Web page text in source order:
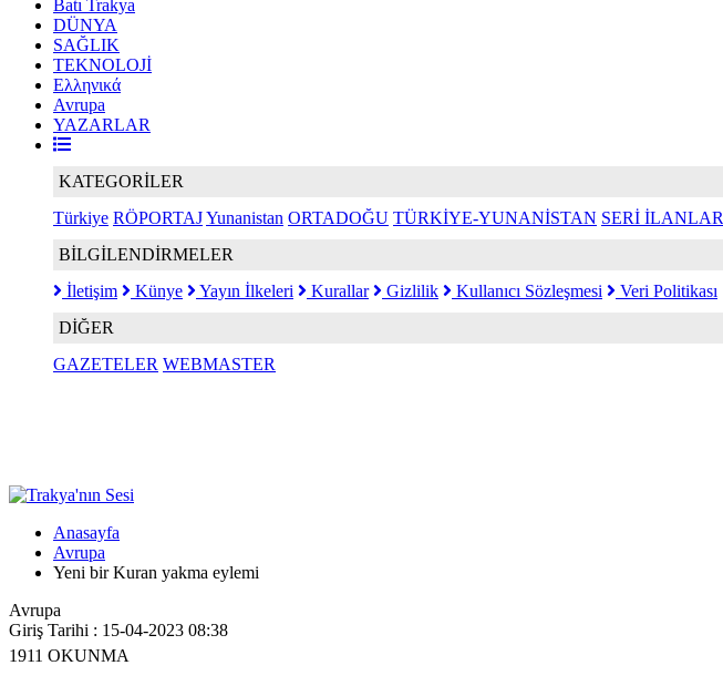
Batı Trakya
DÜNYA
SAĞLIK
TEKNOLOJİ
Ελληνικά
Avrupa
YAZARLAR
KATEGORİLER
Türkiye RÖPORTAJYunanistan ORTADOĞU TÜRKİYE-YUNANİSTAN SERİ İLANLAR
BİLGİLENDİRMELER
İletişim
Künye Yayın İlkeleri Kurallar Gizlilik Kullanıcı Sözleşmesi
Veri Politikası
DİĞER
GAZETELER WEBMASTER
Anasayfa
Avrupa
Yeni bir Kuran yakma eylemi
Avrupa
Giriş Tarihi : 15-04-2023 08:38
1911 OKUNMA